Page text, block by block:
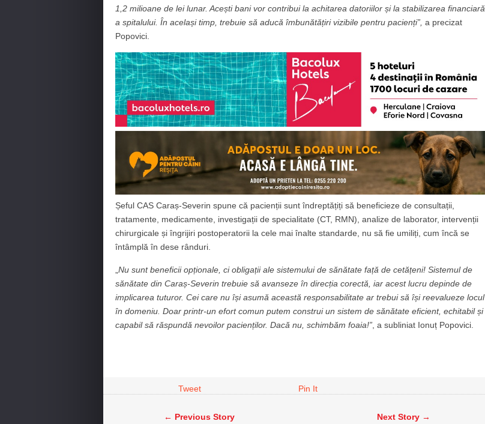
1,2 milioane de lei lunar. Acești bani vor contribui la achitarea datoriilor și la stabilizarea financiară
a spitalului. În același timp, trebuie să aducă îmbunătățiri vizibile pentru pacienți”, a precizat
Popovici.
Șeful CAS Caraș-Severin spune că pacienții sunt îndreptățiți să beneficieze de consultații,
tratamente, medicamente, investigații de specialitate (CT, RMN), analize de laborator, intervenții
chirurgicale și îngrijiri postoperatorii la cele mai înalte standarde, nu să fie umiliți, cum încă se
întâmplă în dese rânduri.
Nu sunt beneficii opționale, ci obligații ale sistemului de sănătate față de cetățeni! Sistemul de
sănătate din Caraș-Severin trebuie să avanseze în direcția corectă, iar acest lucru depinde de
implicarea tuturor. Cei care nu își asumă această responsabilitate ar trebui să își reevalueze locul
în domeniu. Doar printr-un efort comun putem construi un sistem de sănătate eficient, echitabil și
capabil să răspundă nevoilor pacienților. Dacă nu, schimbăm foaia!” , a subliniat Ionuț Popovici.
Tweet Pin It
← Previous Story Next Story →